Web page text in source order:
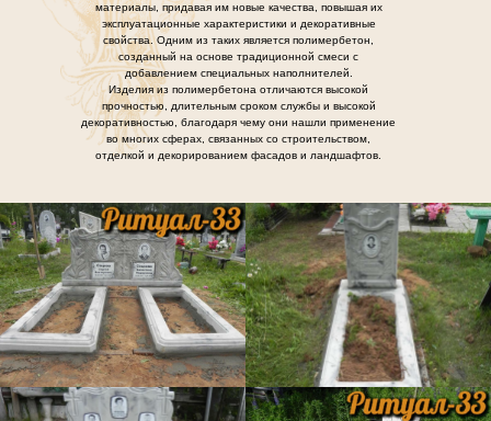
материалы, придавая им новые качества, повышая их
эксплуатационные характеристики и декоративные
свойства. Одним из таких является полимербетон,
созданный на основе традиционной смеси с
добавлением специальных наполнителей.
Изделия из полимербетона отличаются высокой
прочностью, длительным сроком службы и высокой
декоративностью, благодаря чему они нашли применение
во многих сферах, связанных со строительством,
отделкой и декорированием фасадов и ландшафтов.